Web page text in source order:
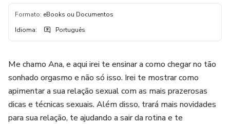
Formato: eBooks ou Documentos
Idioma: Português
Me chamo Ana, e aqui irei te ensinar a como chegar no tão
sonhado orgasmo e não só isso. Irei te mostrar como
apimentar a sua relação sexual com as mais prazerosas
dicas e técnicas sexuais. Além disso, trará mais novidades
para sua relação, te ajudando a sair da rotina e te